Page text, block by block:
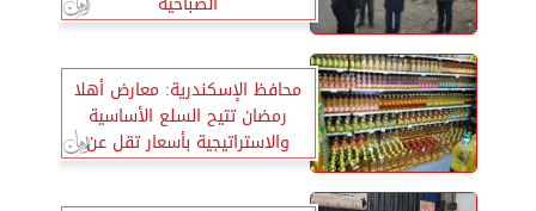
محافظ الإسكندرية: معارض أهلا
رمضان تتيح السلع الأساسية
والاستراتيجية بأسعار تقل عن
مثيلاتها بالسوق